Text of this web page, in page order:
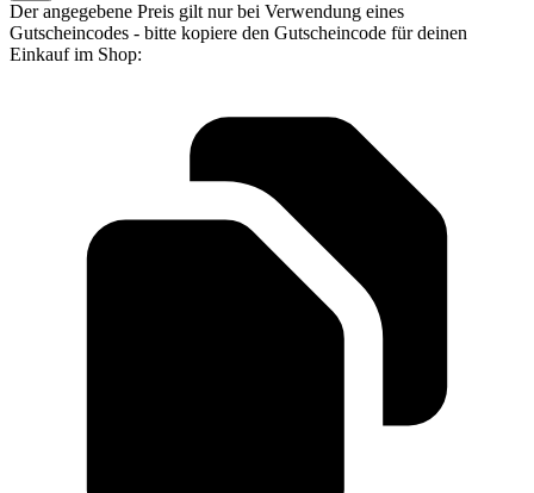
Der angegebene Preis gilt nur bei Verwendung eines
Gutscheincodes - bitte kopiere den Gutscheincode für deinen
Einkauf im Shop: